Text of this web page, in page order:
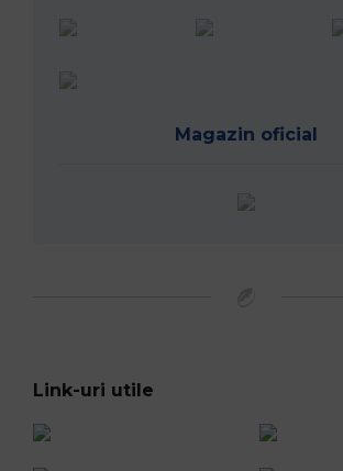
Magazin oficial
Link-uri utile